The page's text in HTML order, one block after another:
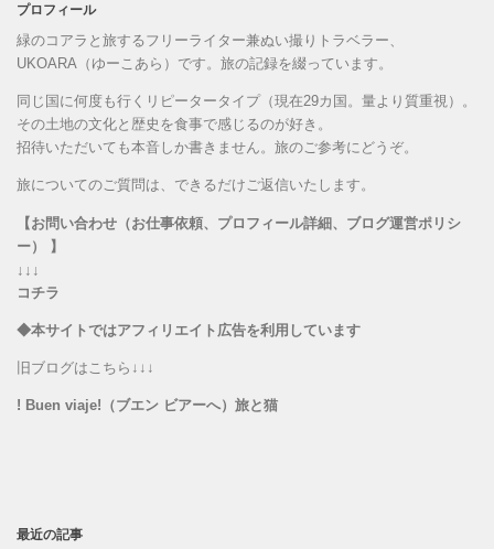
プロフィール
緑のコアラと旅するフリーライター兼ぬい撮りトラベラー、
UKOARA（ゆーこあら）です。旅の記録を綴っています。
同じ国に何度も行くリピータータイプ（現在29カ国。量より質重視）。
その土地の文化と歴史を食事で感じるのが好き。
招待いただいても本音しか書きません。旅のご参考にどうぞ。
旅についてのご質問は、できるだけご返信いたします。
【お問い合わせ（お仕事依頼、プロフィール詳細、ブログ運営ポリシ
ー） 】
↓↓↓
コチラ
◆本サイトではアフィリエイト広告を利用しています
旧ブログはこちら↓↓↓
! Buen viaje!（ブエン ビアーへ）旅と猫
最近の記事